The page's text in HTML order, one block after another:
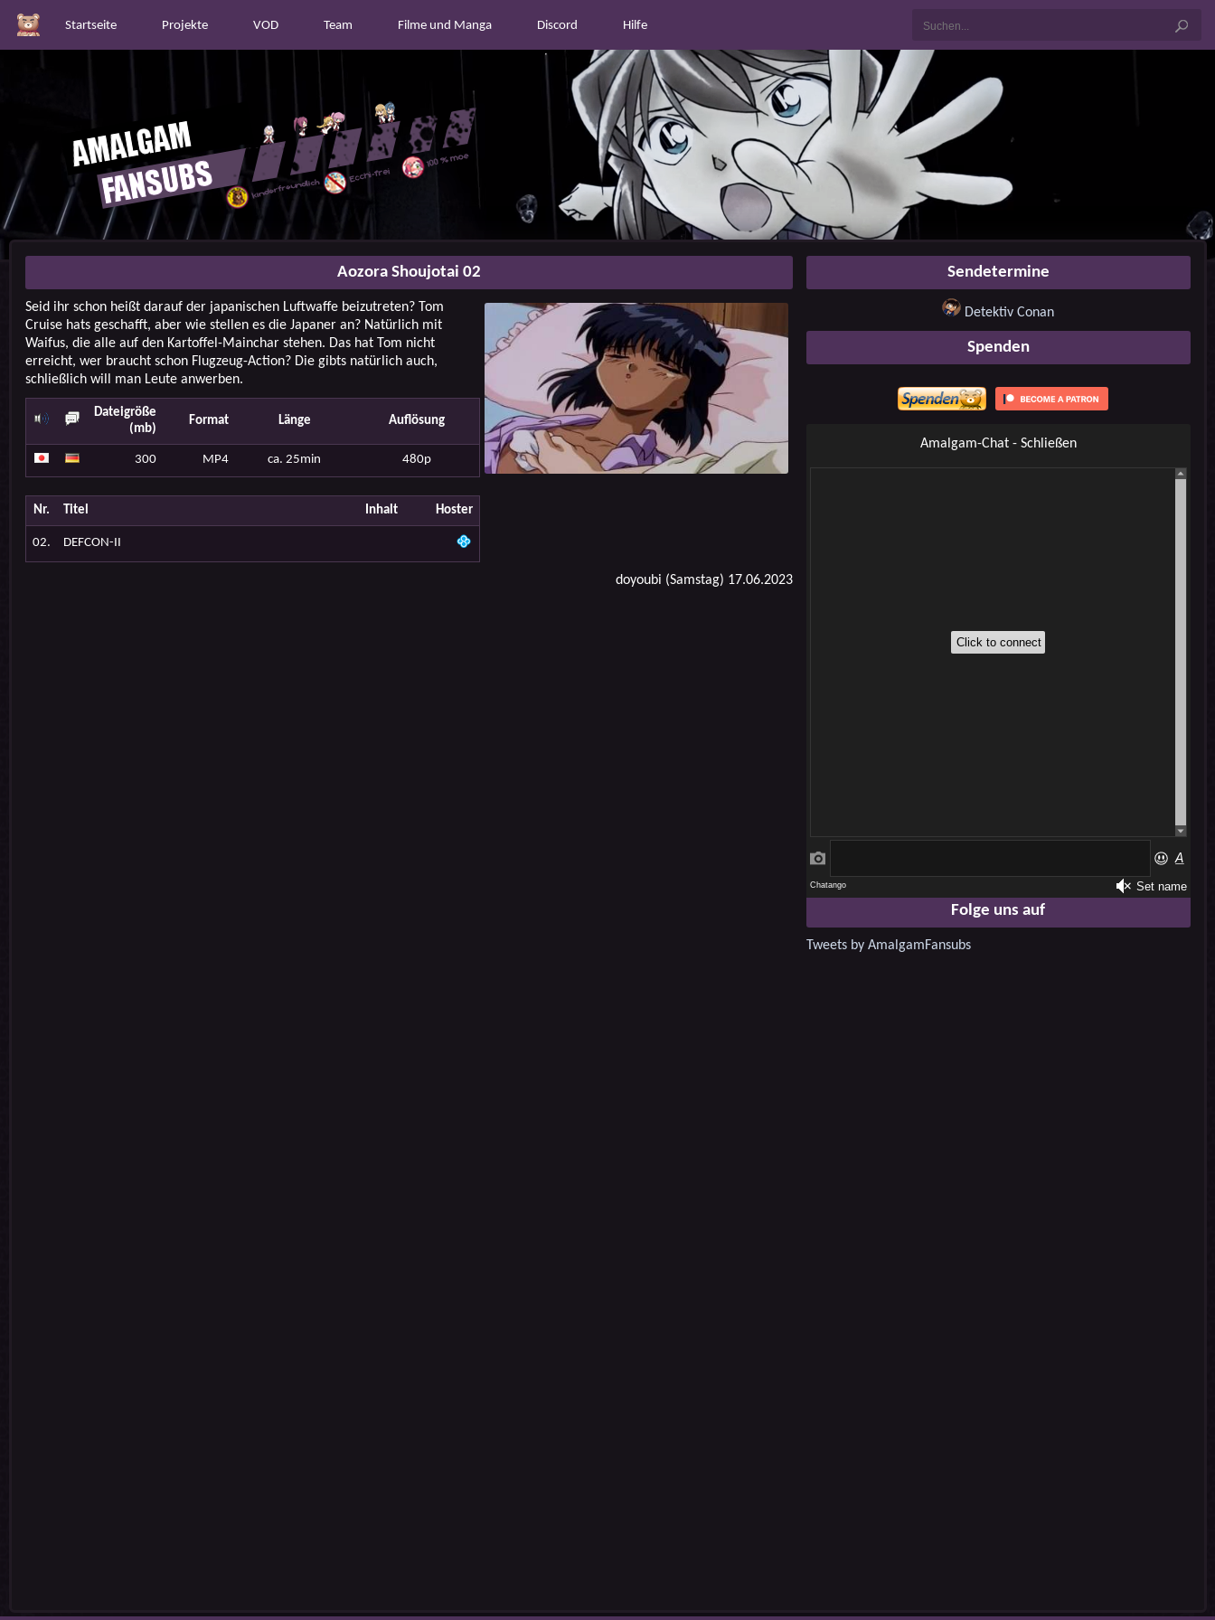
Startseite Projekte VOD Team Filme und Manga Discord Hilfe
Aozora Shoujotai 02
Seid ihr schon heißt darauf der japanischen Luftwaffe beizutreten? Tom
Cruise hats geschafft, aber wie stellen es die Japaner an? Natürlich mit
Waifus, die alle auf den Kartoffel-Mainchar stehen. Das hat Tom nicht
erreicht, wer braucht schon Flugzeug-Action? Die gibts natürlich auch,
schließlich will man Leute anwerben.
Dateigröße
(mb)
Format Länge Auflösung
300 MP4 ca. 25min 480p
Nr. Titel Inhalt Hoster
02. DEFCON-II
doyoubi (Samstag) 17.06.2023
Sendetermine
Detektiv Conan
Spenden
Amalgam-Chat - Schließen
Folge uns auf
Tweets by AmalgamFansubs